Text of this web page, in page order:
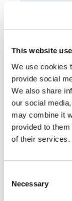
This website
We use cookies
provide social
We also share
our social
may combine it
provided to
of their services.
Selection
Necessary
Bekijk
In deze les
Dat is
beter.